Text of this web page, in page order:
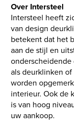
Over Intersteel
Intersteel heeft
van design
betekent dat het
aan de stijl en
als deurklinken
worden
interieur. Ook de
is van hoog
uw aankoop.